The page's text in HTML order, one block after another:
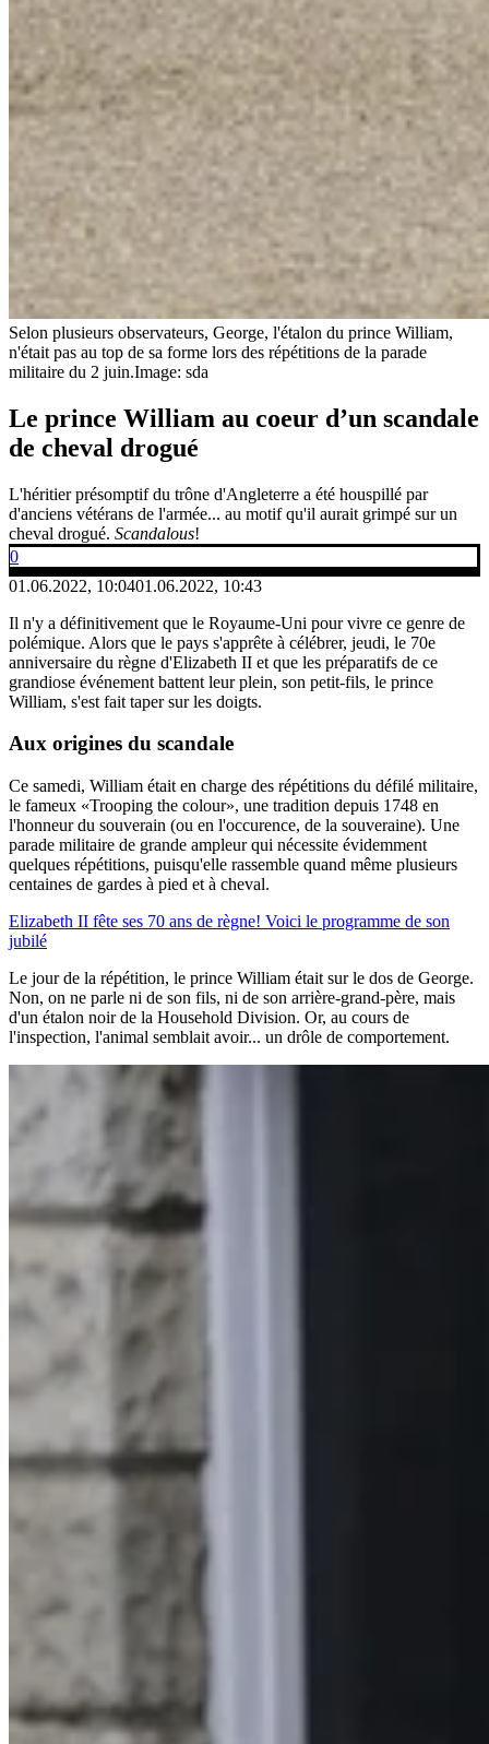
Selon plusieurs observateurs, George, l'étalon du prince William,
n'était pas au top de sa forme lors des répétitions de la parade
militaire du 2 juin.Image: sda
Le prince William au coeur d’un scandale
de cheval drogué
L'héritier présomptif du trône d'Angleterre a été houspillé par
d'anciens vétérans de l'armée... au motif qu'il aurait grimpé sur un
cheval drogué. Scandalous!
0
01.06.2022, 10:0401.06.2022, 10:43
Il n'y a définitivement que le Royaume-Uni pour vivre ce genre de
polémique. Alors que le pays s'apprête à célébrer, jeudi, le 70e
anniversaire du règne d'Elizabeth II et que les préparatifs de ce
grandiose événement battent leur plein, son petit-fils, le prince
William, s'est fait taper sur les doigts.
Aux origines du scandale
Ce samedi, William était en charge des répétitions du défilé militaire,
le fameux «Trooping the colour», une tradition depuis 1748 en
l'honneur du souverain (ou en l'occurence, de la souveraine). Une
parade militaire de grande ampleur qui nécessite évidemment
quelques répétitions, puisqu'elle rassemble quand même plusieurs
centaines de gardes à pied et à cheval.
Elizabeth II fête ses 70 ans de règne! Voici le programme de son
jubilé
Le jour de la répétition, le prince William était sur le dos de George.
Non, on ne parle ni de son fils, ni de son arrière-grand-père, mais
d'un étalon noir de la Household Division. Or, au cours de
l'inspection, l'animal semblait avoir... un drôle de comportement.